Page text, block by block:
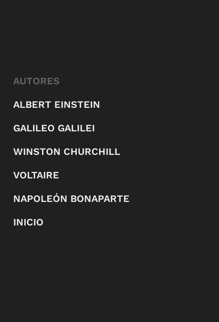
AUTORES
ALBERT EINSTEIN
GALILEO GALILEI
WINSTON CHURCHILL
VOLTAIRE
NAPOLEÓN BONAPARTE
INICIO